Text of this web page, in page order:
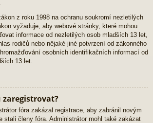
z roku 1998 na ochranu soukromí nezletilých
vyžaduje, aby webové stránky, které mohou
informace od nezletilých osob mladších 13 let,
rodičů nebo nějaké jiné potvrzení od zákonného
osobních identifikačních informací od
13 let.
zaregistrovat?
fóra zakázal registrace, aby zabránil novým
stali členy fóra. Administrátor mohl také zakázat